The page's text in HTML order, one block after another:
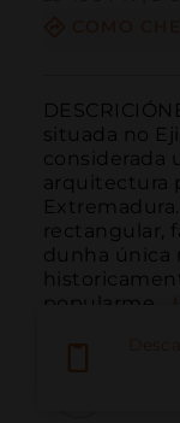
situada no
considerada
arquitectura
rectangular,
dunha única
popularme...